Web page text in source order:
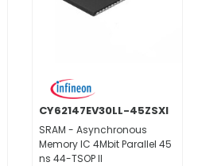
CY62147EV30LL-45ZSXI
SRAM - Asynchronous
Memory IC 4Mbit Parallel 45
ns 44-TSOP II